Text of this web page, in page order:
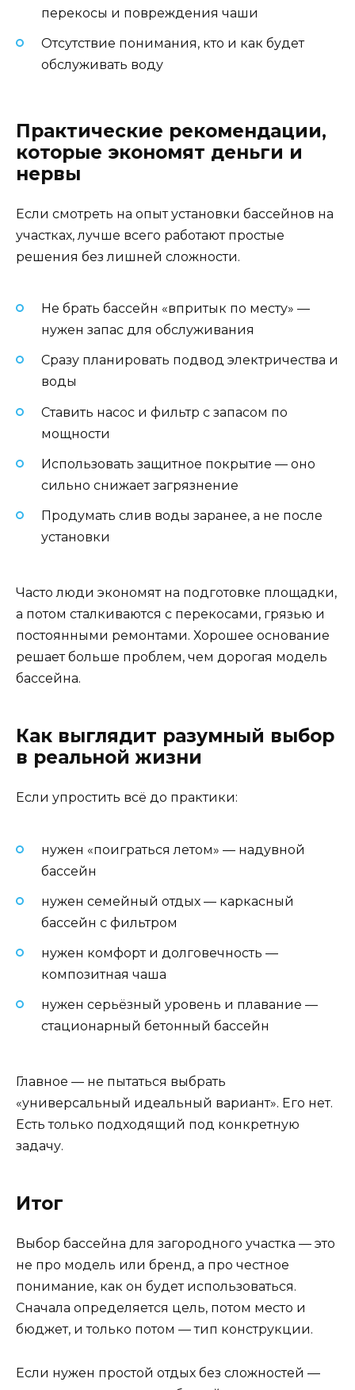
перекосы и повреждения чаши
Отсутствие понимания, кто и как будет
обслуживать воду
Практические рекомендации,
которые экономят деньги и
нервы
Если смотреть на опыт установки бассейнов на
участках, лучше всего работают простые
решения без лишней сложности.
Не брать бассейн «впритык по месту» —
нужен запас для обслуживания
Сразу планировать подвод электричества и
воды
Ставить насос и фильтр с запасом по
мощности
Использовать защитное покрытие — оно
сильно снижает загрязнение
Продумать слив воды заранее, а не после
установки
Часто люди экономят на подготовке площадки,
а потом сталкиваются с перекосами, грязью и
постоянными ремонтами. Хорошее основание
решает больше проблем, чем дорогая модель
бассейна.
Как выглядит разумный выбор
в реальной жизни
Если упростить всё до практики:
нужен «поиграться летом» — надувной
бассейн
нужен семейный отдых — каркасный
бассейн с фильтром
нужен комфорт и долговечность —
композитная чаша
нужен серьёзный уровень и плавание —
стационарный бетонный бассейн
Главное — не пытаться выбрать
«универсальный идеальный вариант». Его нет.
Есть только подходящий под конкретную
задачу.
Итог
Выбор бассейна для загородного участка — это
не про модель или бренд, а про честное
понимание, как он будет использоваться.
Сначала определяется цель, потом место и
бюджет, и только потом — тип конструкции.
Если нужен простой отдых без сложностей —